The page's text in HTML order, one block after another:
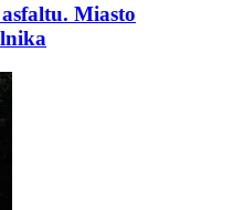
Miasto